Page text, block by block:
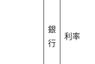
銀
行
利率